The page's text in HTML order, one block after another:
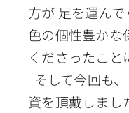
方が 足を運ん
色の個性豊かな
くださったこと
そして今回も
資を頂戴しまし